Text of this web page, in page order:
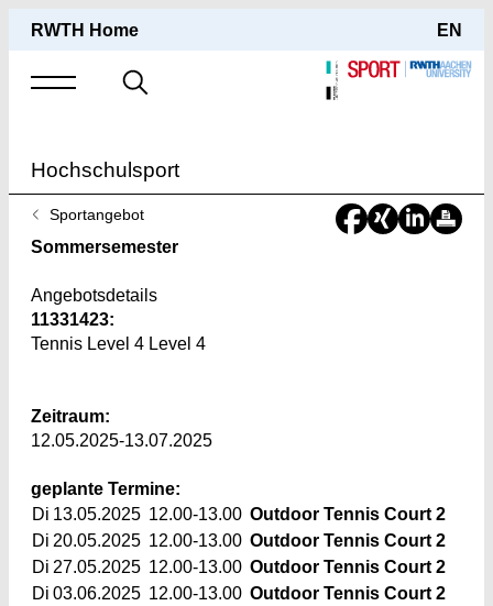
RWTH Home EN
Suche
Hochschulsport
Sie
sind
hier:
Sportangebot
Sommersemester
Angebotsdetails
11331423:
Tennis Level 4 Level 4
Zeitraum:
12.05.2025-13.07.2025
geplante Termine:
Di 13.05.2025 12.00-13.00 Outdoor Tennis Court 2
Di 20.05.2025 12.00-13.00 Outdoor Tennis Court 2
Di 27.05.2025 12.00-13.00 Outdoor Tennis Court 2
Di 03.06.2025 12.00-13.00 Outdoor Tennis Court 2